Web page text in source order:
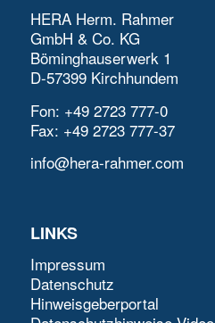
HERA Herm. Rahmer
GmbH & Co. KG
Böminghauserwerk 1
D-57399 Kirchhundem
Fon: +49 2723 777-0
Fax: +49 2723 777-37
info@hera-rahmer.com
LINKS
Impressum
Datenschutz
Hinweisgeberportal